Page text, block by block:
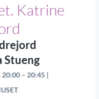
Katrine
Stueng
20:00 – 20:45 |